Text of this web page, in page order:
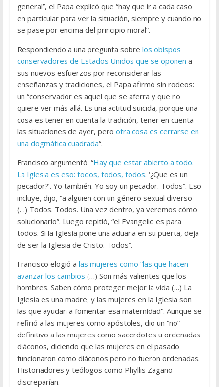
general”, el Papa explicó que “hay que ir a cada caso
en particular para ver la situación, siempre y cuando no
se pase por encima del principio moral”.
Respondiendo a una pregunta sobre los obispos
conservadores de Estados Unidos que se oponen a
sus nuevos esfuerzos por reconsiderar las
enseñanzas y tradiciones, el Papa afirmó sin rodeos:
un “conservador es aquel que se aferra y que no
quiere ver más allá. Es una actitud suicida, porque una
cosa es tener en cuenta la tradición, tener en cuenta
las situaciones de ayer, pero otra cosa es cerrarse en
una dogmática cuadrada“.
Francisco argumentó: “Hay que estar abierto a todo.
La Iglesia es eso: todos, todos, todos. ‘¿Que es un
pecador?’. Yo también. Yo soy un pecador. Todos”. Eso
incluye, dijo, “a alguien con un género sexual diverso
(…) Todos. Todos. Una vez dentro, ya veremos cómo
solucionarlo”. Luego repitió, “el Evangelio es para
todos. Si la Iglesia pone una aduana en su puerta, deja
de ser la Iglesia de Cristo. Todos”.
Francisco elogió a las mujeres como “las que hacen
avanzar los cambios (…) Son más valientes que los
hombres. Saben cómo proteger mejor la vida (…) La
Iglesia es una madre, y las mujeres en la Iglesia son
las que ayudan a fomentar esa maternidad”. Aunque se
refirió a las mujeres como apóstoles, dio un “no”
definitivo a las mujeres como sacerdotes u ordenadas
diáconos, diciendo que las mujeres en el pasado
funcionaron como diáconos pero no fueron ordenadas.
Historiadores y teólogos como Phyllis Zagano
discreparían.